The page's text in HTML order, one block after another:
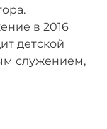
в 2016
детской
служением,